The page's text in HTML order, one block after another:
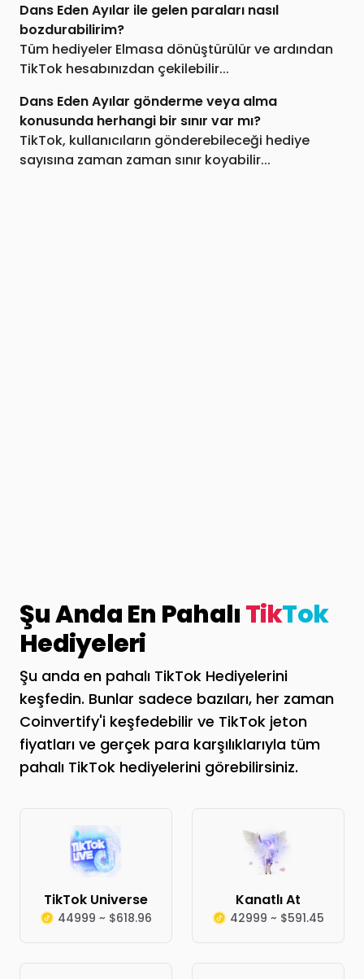
Dans Eden Ayılar ile gelen paraları nasıl
bozdurabilirim?
Tüm hediyeler Elmasa dönüştürülür ve ardından
TikTok hesabınızdan çekilebilir...
Dans Eden Ayılar gönderme veya alma
konusunda herhangi bir sınır var mı?
TikTok, kullanıcıların gönderebileceği hediye
sayısına zaman zaman sınır koyabilir...
Şu Anda En PahalıTikTok
Hediyeleri
Şu anda en pahalı TikTok Hediyelerini
keşfedin. Bunlar sadece bazıları, her zaman
Coinvertify'i keşfedebilir ve TikTok jeton
fiyatları ve gerçek para karşılıklarıyla tüm
pahalı TikTok hediyelerini görebilirsiniz.
TikTok Universe
44999 ~ $618.96
Kanatlı At
42999 ~ $591.45